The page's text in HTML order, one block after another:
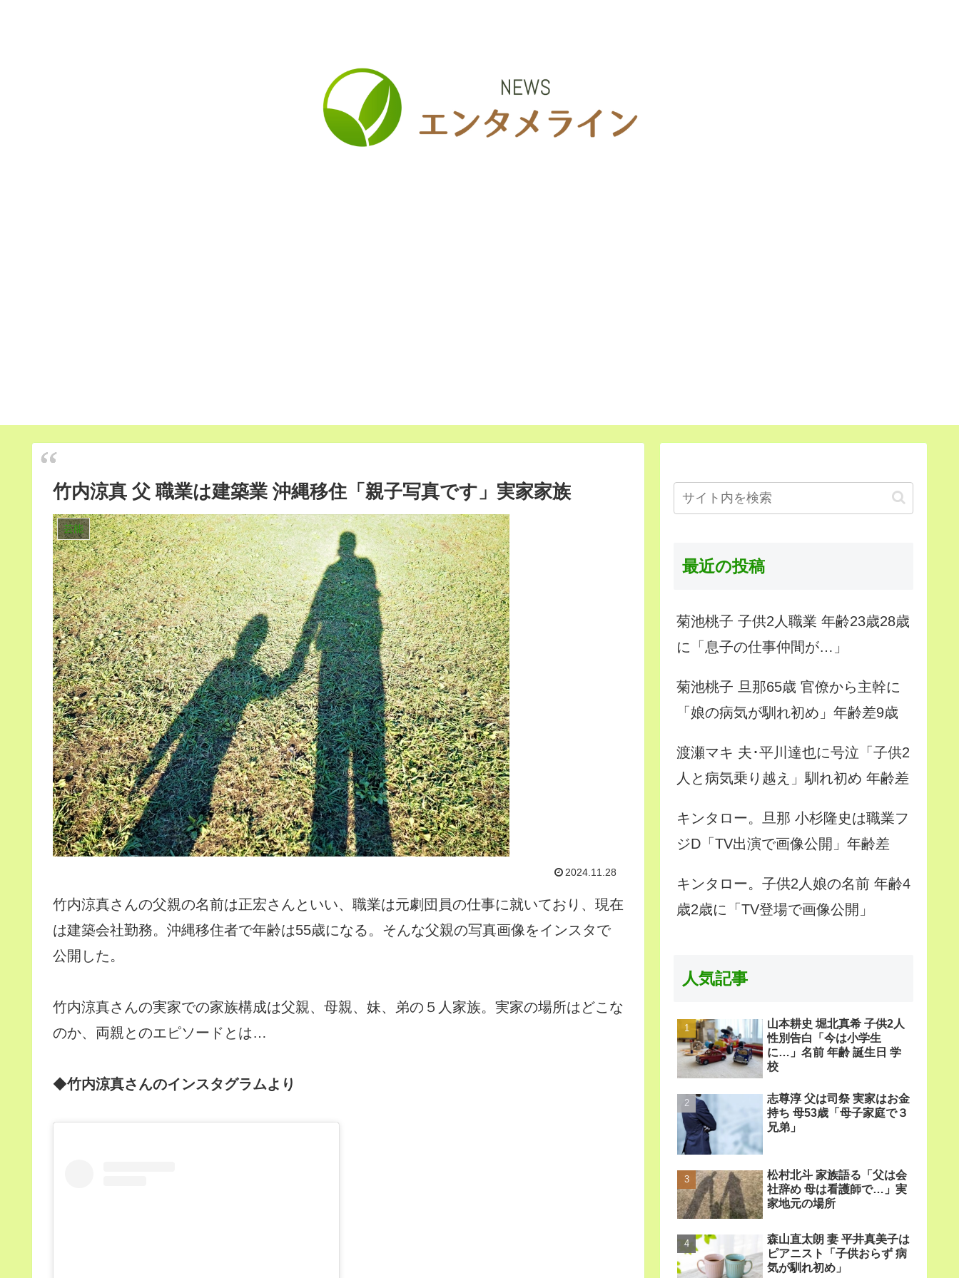
竹内涼真 父 職業は建築業 沖縄移住「親子写真です」実家家族
芸能
2024.11.28
竹内涼真さんの父親の名前は正宏さんといい、職業は元劇団員の仕事に就いており、現在
は建築会社勤務。沖縄移住者で年齢は55歳になる。そんな父親の写真画像をインスタで
公開した。
竹内涼真さんの実家での家族構成は父親、母親、妹、弟の５人家族。実家の場所はどこな
のか、両親とのエピソードとは…
◆竹内涼真さんのインスタグラムより
最近の投稿
菊池桃子 子供2人職業 年齢23歳28歳
に「息子の仕事仲間が…」
菊池桃子 旦那65歳 官僚から主幹に
「娘の病気が馴れ初め」年齢差9歳
渡瀬マキ 夫･平川達也に号泣「子供2
人と病気乗り越え」馴れ初め 年齢差
キンタロー。旦那 小杉隆史は職業フ
ジD「TV出演で画像公開」年齢差
キンタロー。子供2人娘の名前 年齢4
歳2歳に「TV登場で画像公開」
人気記事
山本耕史 堀北真希 子供2人
性別告白「今は小学生
に…」名前 年齢 誕生日 学
校
志尊淳 父は司祭 実家はお金
持ち 母53歳「母子家庭で３
兄弟」
松村北斗 家族語る「父は会
社辞め 母は看護師で…」実
家地元の場所
森山直太朗 妻 平井真美子は
ピアニスト「子供おらず 病
気が馴れ初め」